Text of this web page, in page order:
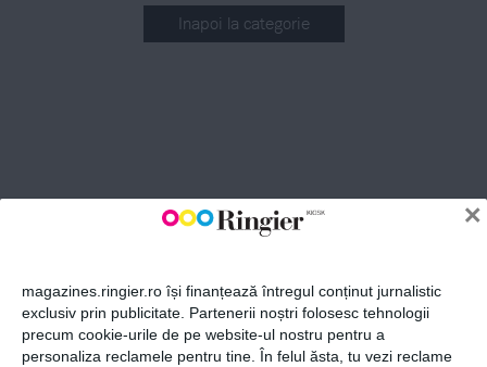
×
magazines.ringier.ro își finanțează întregul conținut jurnalistic
exclusiv prin publicitate. Partenerii noștri folosesc tehnologii
precum cookie-urile de pe website-ul nostru pentru a
personaliza reclamele pentru tine. În felul ăsta, tu vezi reclame
Inapoi la categorie
ABONEAZĂ-TE